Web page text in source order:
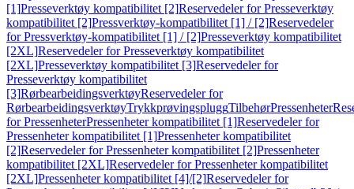
[1]Presseverktøy kompatibilitet [2]Reservedeler for Presseverktøy
kompatibilitet [2]Pressverktøy-kompatibilitet [1] / [2]Reservedeler
for Pressverktøy-kompatibilitet [1] / [2]Presseverktøy kompatibilitet
[2XL]Reservedeler for Presseverktøy kompatibilitet
[2XL]Presseverktøy kompatibilitet [3]Reservedeler for
Presseverktøy kompatibilitet
[3]RørbearbeidingsverktøyReservedeler for
RørbearbeidingsverktøyTrykkprøvingspluggTilbehørPressenheter
for PressenheterPressenheter kompatibilitet [1]Reservedeler for
Pressenheter kompatibilitet [1]Pressenheter kompatibilitet
[2]Reservedeler for Pressenheter kompatibilitet [2]Pressenheter
kompatibilitet [2XL]Reservedeler for Pressenheter kompatibilitet
[2XL]Pressenheter kompatibilitet [4]/[2]Reservedeler for